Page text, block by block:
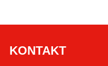
KONTAKT